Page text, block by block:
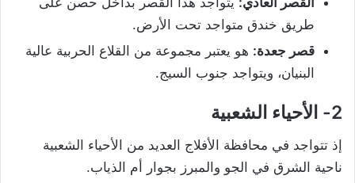
طريق خندق متواجد تحت الأرض.
قصر جعدة: هو يعتبر مجموعة من القلاع الحربية عالية
البنيان، ويتواجد جنوب السيج.
2- الأحياء الشعبية
إذ تتواجد في محافظة الأفلاج العديد من الأحياء الشعبية
ناحية الشرق في الجو والمبرز بجوار أم الذياب.